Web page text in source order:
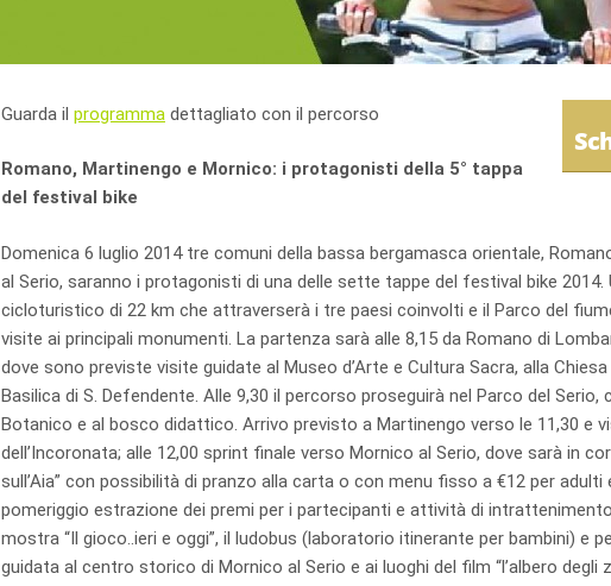
Guarda il programma dettagliato con il percorso
Romano, Martinengo e Mornico: i protagonisti della 5° tappa
del festival bike
Domenica 6 luglio 2014 tre comuni della bassa bergamasca orientale,
al Serio, saranno i protagonisti di una delle sette tappe del festival bike 2014.
cicloturistico di 22 km che attraverserà i tre paesi coinvolti e il Parco del
visite ai principali monumenti. La partenza sarà alle 8,15 da Romano di
dove sono previste visite guidate al Museo d’Arte e Cultura Sacra, alla
Basilica di S. Defendente. Alle 9,30 il percorso proseguirà nel Parco del Serio,
Botanico e al bosco didattico. Arrivo previsto a Martinengo verso le 11,30 e
dell’Incoronata; alle 12,00 sprint finale verso Mornico al Serio, dove sarà in
sull’Aia” con possibilità di pranzo alla carta o con menu fisso a €12 per adulti
pomeriggio estrazione dei premi per i partecipanti e attività di
mostra “Il gioco..ieri e oggi”, il ludobus (laboratorio itinerante per bambini) e
guidata al centro storico di Mornico al Serio e ai luoghi del film “l’albero degli